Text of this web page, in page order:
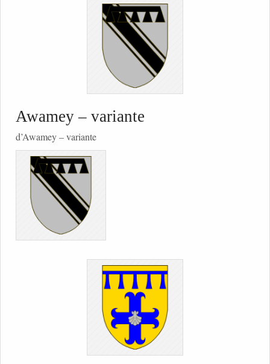
Awamey – variante
d’Awamey – variante